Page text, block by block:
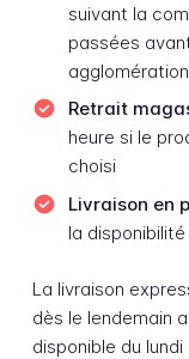
suivant la
passées
Retrait
heure si le
choisi
Livraison en
la
La livraison
dès le lendemain
disponible du